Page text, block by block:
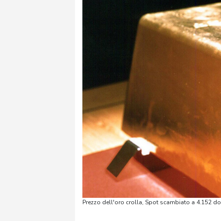
Prezzo dell'oro crolla, Spot scambiato a 4.152